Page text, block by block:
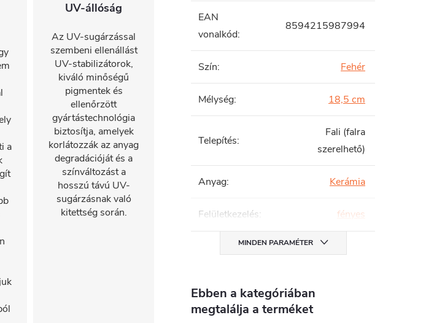
a
UV-állóság
Az UV-sugárzással
szembeni ellenállást
UV-stabilizátorok,
kiváló minőségű
pigmentek és
ellenőrzött
gyártástechnológia
biztosítja, amelyek
korlátozzák az anyag
degradációját és a
színváltozást a
hosszú távú UV-
sugárzásnak való
kitettség során.
EAN
vonalkód:
8594215987994
Szín: Fehér
Mélység: 18,5 cm
Telepítés:
Fali (falra
szerelhető)
Anyag: Kerámia
Felületkezelés: fényes
MINDEN PARAMÉTER
Ebben a kategóriában
megtalálja a terméket